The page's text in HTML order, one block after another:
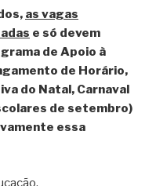
as vagas
e só devem
de Apoio à
de Horário,
do Natal, Carnaval
de setembro)
essa